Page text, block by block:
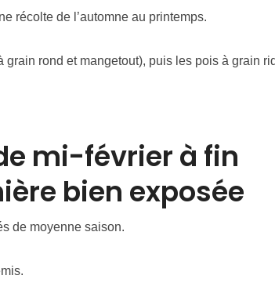
récolte de l’automne au printemps.
grain rond et mangetout), puis les pois à grain
mi-février à fin
bien exposée
de moyenne saison.